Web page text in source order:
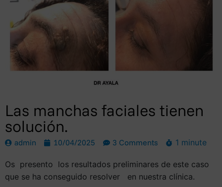
Las manchas faciales tienen
solución.
admin 10/04/2025 3 Comments 1 minute
Os presento los resultados preliminares de este caso
que se ha conseguido resolver en nuestra clínica.